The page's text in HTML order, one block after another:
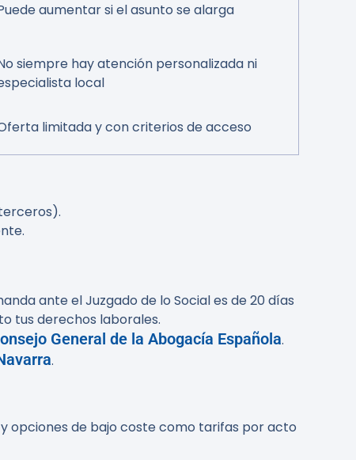
aumentar si el asunto se alarga
siempre hay atención personalizada ni
local
limitada y con criterios de acceso
ante el Juzgado de lo Social es de 20 días
tus derechos laborales.
General de la Abogacía Española.
.
opciones de bajo coste como tarifas por acto